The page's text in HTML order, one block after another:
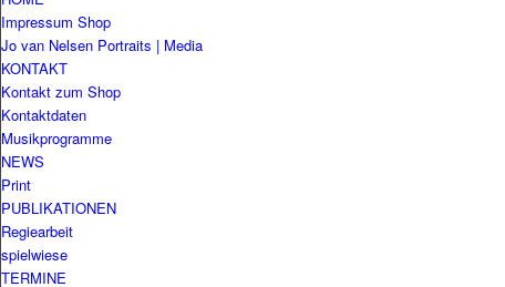
Impressum Shop
Jo van Nelsen Portraits | Media
KONTAKT
Kontakt zum Shop
Kontaktdaten
Musikprogramme
NEWS
Print
PUBLIKATIONEN
Regiearbeit
spielwiese
TERMINE